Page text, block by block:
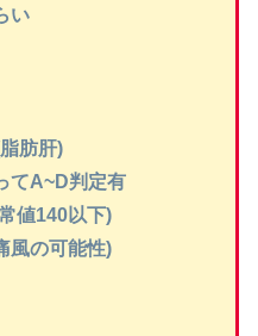
い
肪肝)
てA~D判定有
値140以下)
風の可能性)